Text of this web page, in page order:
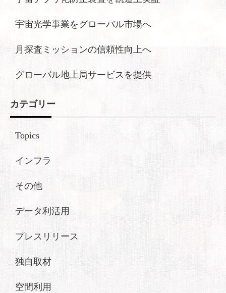
宇宙光学事業をグローバル市場へ
月探査ミッションの信頼性向上へ
グローバル地上局サービスを提供
カテゴリー
Topics
インフラ
その他
データ利活用
プレスリリース
独自取材
空間利用